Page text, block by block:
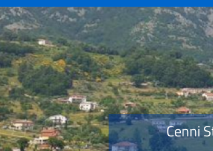
di Benevento
Cenni